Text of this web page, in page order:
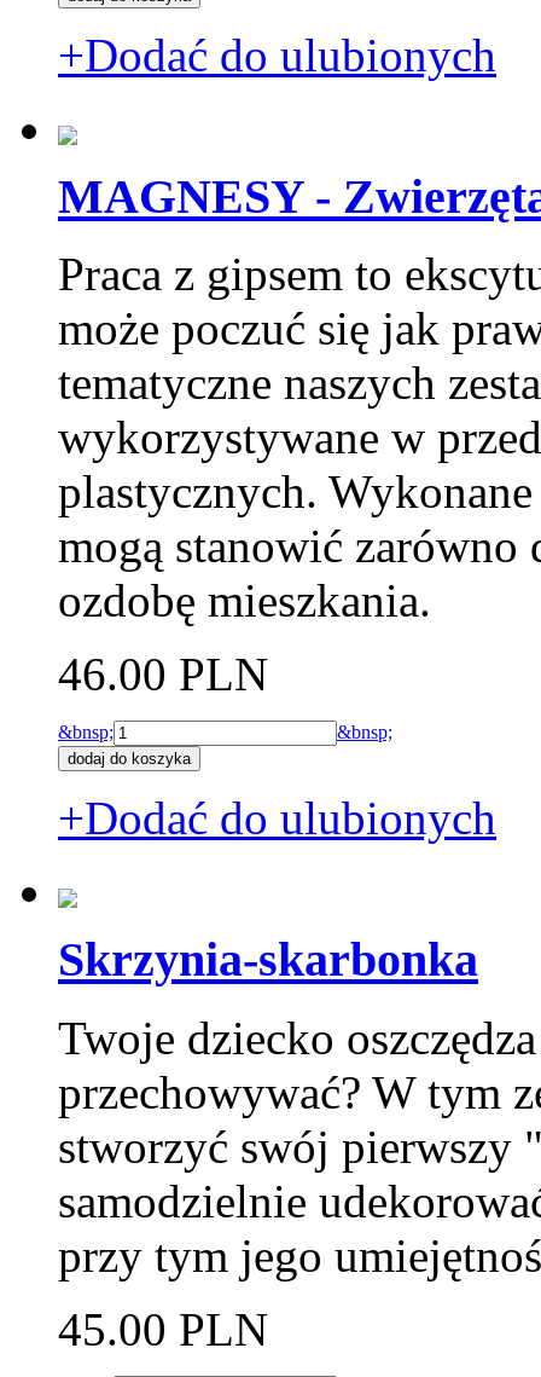
+Dodać do ulubionych
MAGNESY -
Praca z gipsem to
może poczuć się jak
tematyczne naszych
wykorzystywane w
plastycznych.
mogą stanowić zarówno
ozdobę mieszkania.
46.00 PLN
&bnsp; &bnsp;
+Dodać do ulubionych
Skrzynia-skarbonka
Twoje dziecko
przechowywać? W tym
stworzyć swój pierwszy
samodzielnie
przy tym jego
45.00 PLN